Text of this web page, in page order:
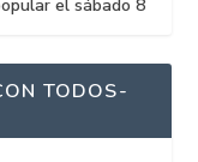
el sábado 8
TODOS-